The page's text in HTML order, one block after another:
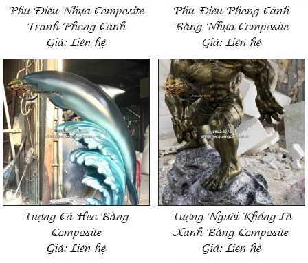
Phù Điêu Nhựa Composite
Tranh Phong Cảnh
Giá:Liên hệ
Phù Điêu Phong Cảnh
Bằng Nhựa Composite
Giá:Liên hệ
Tượng Cá Heo Bằng
Composite
Giá:Liên hệ
Tượng Người Khổng Lồ
Xanh Bằng Composite
Giá:Liên hệ